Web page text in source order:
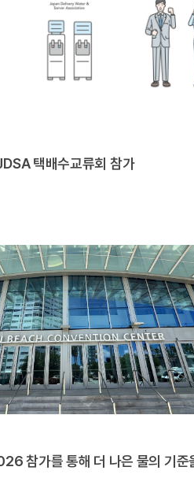
택배수교류회 참가
참가를 통해 더 나은 물의 기준